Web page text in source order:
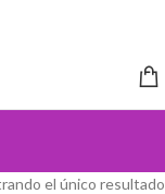
el único resultado